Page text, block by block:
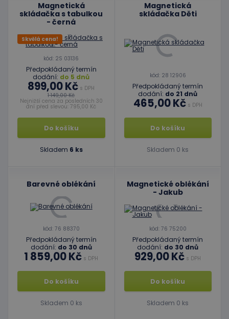
Magnetická
skládačka s tabulkou
- černá
Skvělá cena!
kód: 2S 03136
Předpokládaný termín
dodání: do 5 dnů
899,00 Kč s DPH
1 149,00 Kč
Nejnižší cena za posledních 30
dní před slevou: 795,00 Kč
Do košíku
Skladem 6 ks
Magnetická
skládačka Děti
kód: 28 12906
Předpokládaný termín
dodání: do 21 dnů
465,00 Kčs DPH
Do košíku
Skladem 0 ks
Barevné oblékání
kód: 76 88370
Předpokládaný termín
dodání: do 30 dnů
1 859,00 Kč s DPH
Do košíku
Skladem 0 ks
Magnetické oblékání
- Jakub
kód: 76 75200
Předpokládaný termín
dodání: do 30 dnů
929,00 Kč s DPH
Do košíku
Skladem 0 ks